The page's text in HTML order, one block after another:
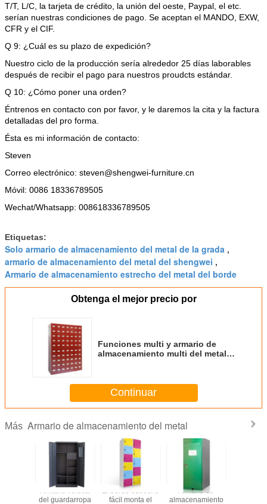
T/T, L/C, la tarjeta de crédito, la unión del oeste, Paypal, el etc.
serían nuestras condiciones de pago. Se aceptan el MANDO, EXW,
CFR y el CIF.
Q 9: ¿Cuál es su plazo de expedición?
Nuestro ciclo de la producción sería alrededor 25 días laborables
después de recibir el pago para nuestros proudcts estándar.
Q 10: ¿Cómo poner una orden?
Éntrenos en contacto con por favor, y le daremos la cita y la factura
detalladas del pro forma.
Ésta es mi información de contacto:
Steven
Correo electrónico: steven@shengwei-furniture.cn
Móvil: 0086 18336789505
Wechat/Whatsapp: 008618336789505
Etiquetas:
Solo armario de almacenamiento del metal de la grada ,
armario de almacenamiento del metal del shengwei ,
Armario de almacenamiento estrecho del metal del borde
Obtenga el mejor precio por
Funciones multi y armario de
almacenamiento multi del metal
Continuar
Más Armario de almacenamiento del metal
Armario vertical
del guardarropa
El borde estrecho
fácil monta el
Armario de
almacenamiento